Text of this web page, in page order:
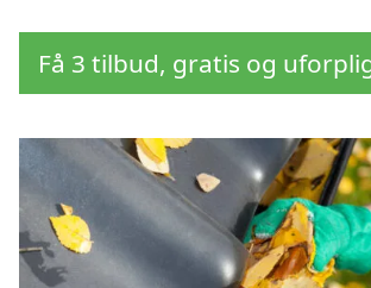
Få 3 tilbud, gratis og